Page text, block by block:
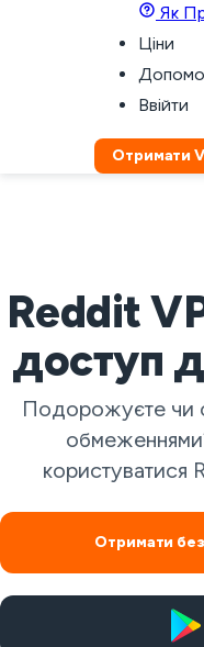
Як
Ціни
Ввійти
Отримати
Reddit
доступ
Подорожуєте чи
користуватися
Отримати